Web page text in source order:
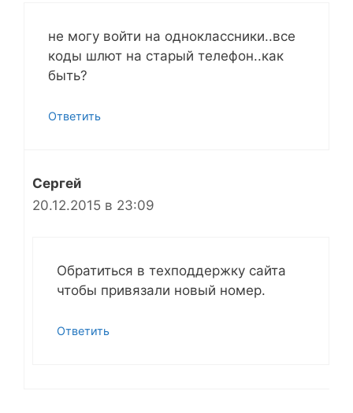
не могу войти на одноклассники..все
коды шлют на старый телефон..как
быть?
Ответить
Сергей
20.12.2015 в 23:09
Обратиться в техподдержку сайта
чтобы привязали новый номер.
Ответить